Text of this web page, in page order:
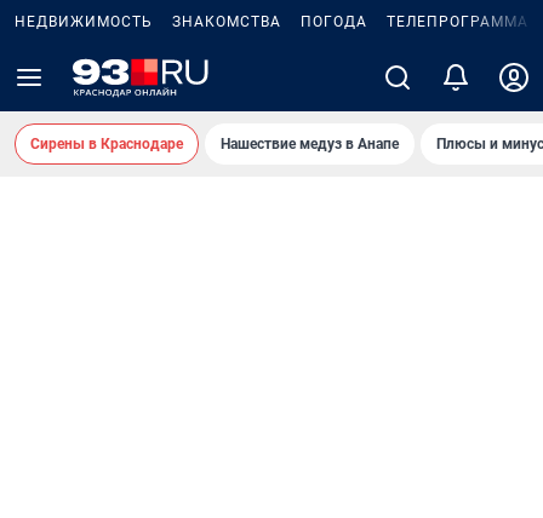
НЕДВИЖИМОСТЬ ЗНАКОМСТВА ПОГОДА ТЕЛЕПРОГРАММА
Сирены в Краснодаре Нашествие медуз в Анапе Плюсы и